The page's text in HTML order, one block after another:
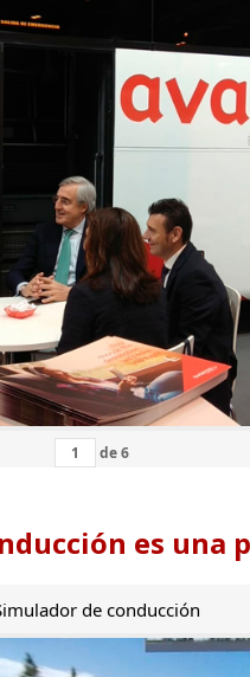
de6
es una
de conducción